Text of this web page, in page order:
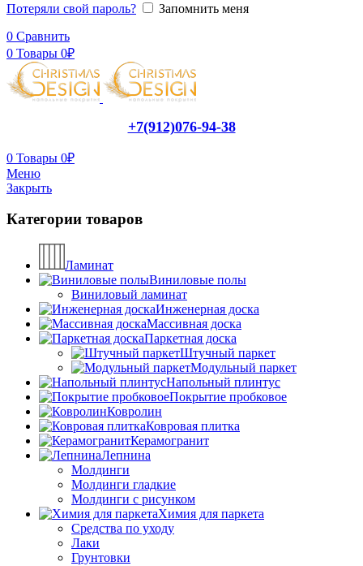
Потеряли свой пароль?
Запомнить меня
0 Сравнить
0 Товары 0₽
+7(912)076-94-38
0 Товары 0₽
Меню
Закрыть
Категории товаров
Ламинат
Виниловые полы
Виниловый ламинат
Инженерная доска
Массивная доска
Паркетная доска
Штучный паркет
Модульный паркет
Напольный плинтус
Покрытие пробковое
Ковролин
Ковровая плитка
Керамогранит
Лепнина
Молдинги
Молдинги гладкие
Молдинги с рисунком
Химия для паркета
Средства по уходу
Лаки
Грунтовки